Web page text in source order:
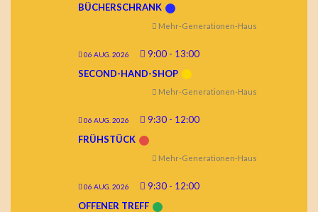
BÜCHERSCHRANK
Mehr-Generationen-Haus
06 AUG. 2026 9:00 - 13:00
SECOND-HAND-SHOP
Mehr-Generationen-Haus
06 AUG. 2026 9:30 - 12:00
FRÜHSTÜCK
Mehr-Generationen-Haus
06 AUG. 2026 9:30 - 12:00
OFFENER TREFF